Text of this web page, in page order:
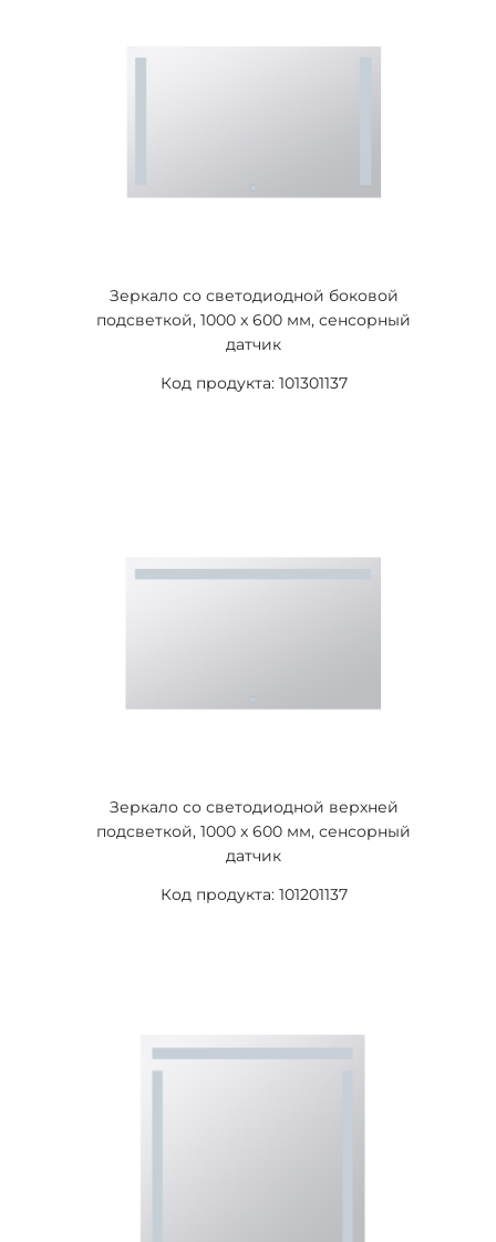
Зеркало со светодиодной боковой
подсветкой, 1000 x 600 мм, сенсорный
датчик
Код продукта: 101301137
Зеркало со светодиодной верхней
подсветкой, 1000 x 600 мм, сенсорный
датчик
Код продукта: 101201137